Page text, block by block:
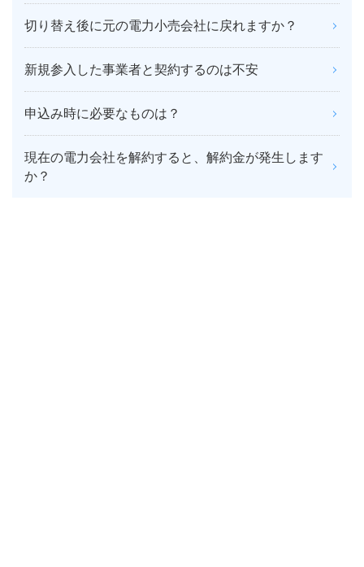
切り替え後に元の電力小売会社に戻れますか？
新規参入した事業者と契約するのは不安
申込み時に必要なものは？
現在の電力会社を解約すると、解約金が発生します
か？